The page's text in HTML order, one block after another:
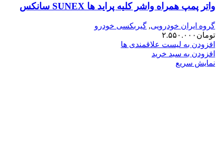
واتر پمپ همراه واشر کلیه پراید ها SUNEX سانکس
گروه ایران خودرویی, گیربکسی خودرو
تومان ۲.۵۵۰.۰۰۰
افزودن به لیست علاقمندی ها
افزودن به سبد خرید
نمایش سریع